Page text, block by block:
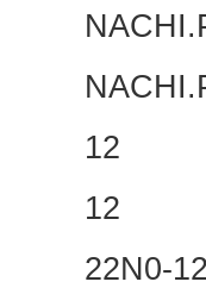
12
12